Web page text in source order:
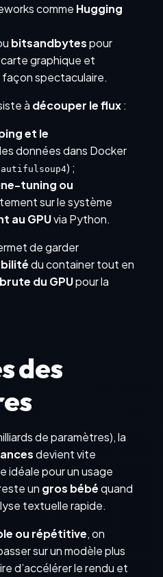
comme Hugging
bitsandbytespour
graphique et
façon spectaculaire.
à découper le flux:
et le
données dans Docker
) ;
tuning ou
sur le système
au GPUvia Python.
de garder
du container tout en
du GPUpour la
des
de paramètres), la
devient vite
idéale pour un usage
un gros bébéquand
textuelle rapide.
ou répétitive, on
sur un modèle plus
d’accélérer le rendu et